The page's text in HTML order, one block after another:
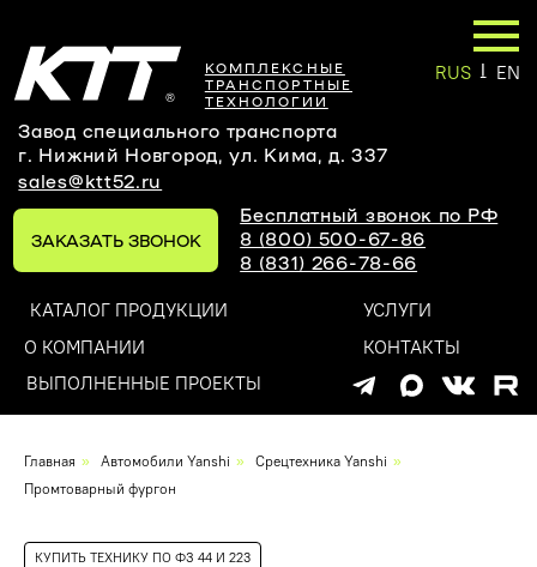
sales@ktt52.ru
Бесплатный звонок по РФ
8 (800) 500-67-86
КОМПЛЕКСНЫЕ
ТРАНСПОРТНЫЕ
ТЕХНОЛОГИИ
ВЫПОЛНЕННЫЕ ПРОЕКТЫ
УСЛУГИ
О КОМПАНИИ КОНТАКТЫ
Завод специального транспорта
г. Нижний Новгород, ул. Кима, д. 337
Оставьте заявку на
индивидуальный проект
Главная » Автомобили Yanshi » Срецтехника Yanshi »
Промтоварный фургон
КУПИТЬ ТЕХНИКУ ПО ФЗ 44 И 223